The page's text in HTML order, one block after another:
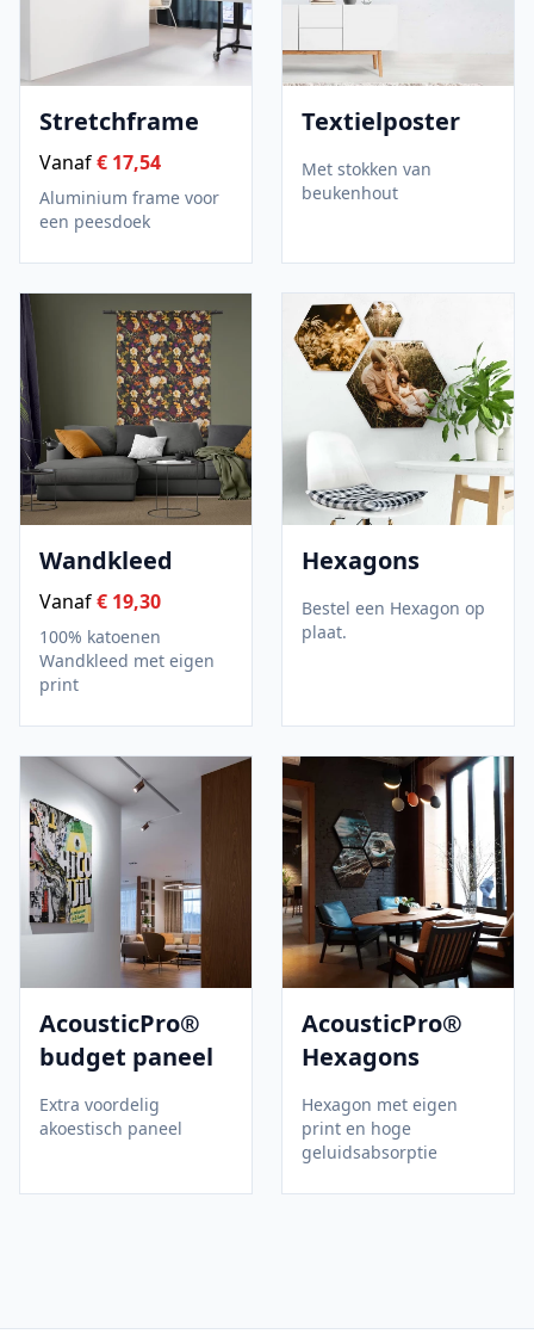
Stretchframe
Vanaf€ 17,54
Aluminium frame voor
een peesdoek
Textielposter
Met stokken van
beukenhout
Wandkleed
Vanaf€ 19,30
100% katoenen
Wandkleed met eigen
print
Hexagons
Bestel een Hexagon op
plaat.
AcousticPro®
budget paneel
Extra voordelig
akoestisch paneel
AcousticPro®
Hexagons
Hexagon met eigen
print en hoge
geluidsabsorptie